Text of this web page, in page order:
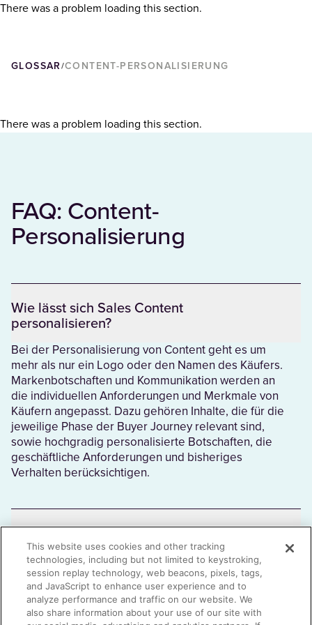
There was a problem loading this section.
GLOSSAR /CONTENT-PERSONALISIERUNG
There was a problem loading this section.
FAQ: Content-
Personalisierung
Wie lässt sich Sales Content
personalisieren?
Bei der Personalisierung von Content geht es um
mehr als nur ein Logo oder den Namen des Käufers.
Markenbotschaften und Kommunikation werden an
die individuellen Anforderungen und Merkmale von
Käufern angepasst. Dazu gehören Inhalte, die für die
jeweilige Phase der Buyer Journey relevant sind,
sowie hochgradig personalisierte Botschaften, die
geschäftliche Anforderungen und bisheriges
Verhalten berücksichtigen.
wichtig?
Da Käufer heute höhere Erwartungen haben als je
zuvor, schafft personalisierter Content ein gezieltes
und individuelles Erlebnis, das entscheidend zum
Dealerfolg beiträgt. DerSeismic Report:
This website uses cookies and other tracking
technologies, including but not limited to keystroking,
session replay technology, web beacons, pixels, tags,
and JavaScript to enhance user experience and to
analyze performance and traffic on our website. We
also share information about your use of our site with